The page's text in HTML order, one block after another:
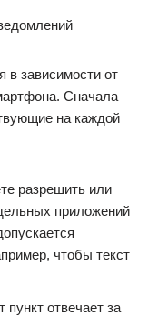
в зависимости от
Сначала
на каждой
разрешить или
приложений
чтобы текст
пункт отвечает за